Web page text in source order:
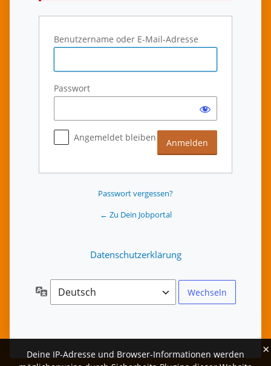
Benutzername oder E-Mail-Adresse
Passwort
Angemeldet bleiben
Passwort vergessen?
← Zu Dein Jobportal
Datenschutzerklärung
Sprache
Deine IP-Adresse und Browser-Informationen werden
×